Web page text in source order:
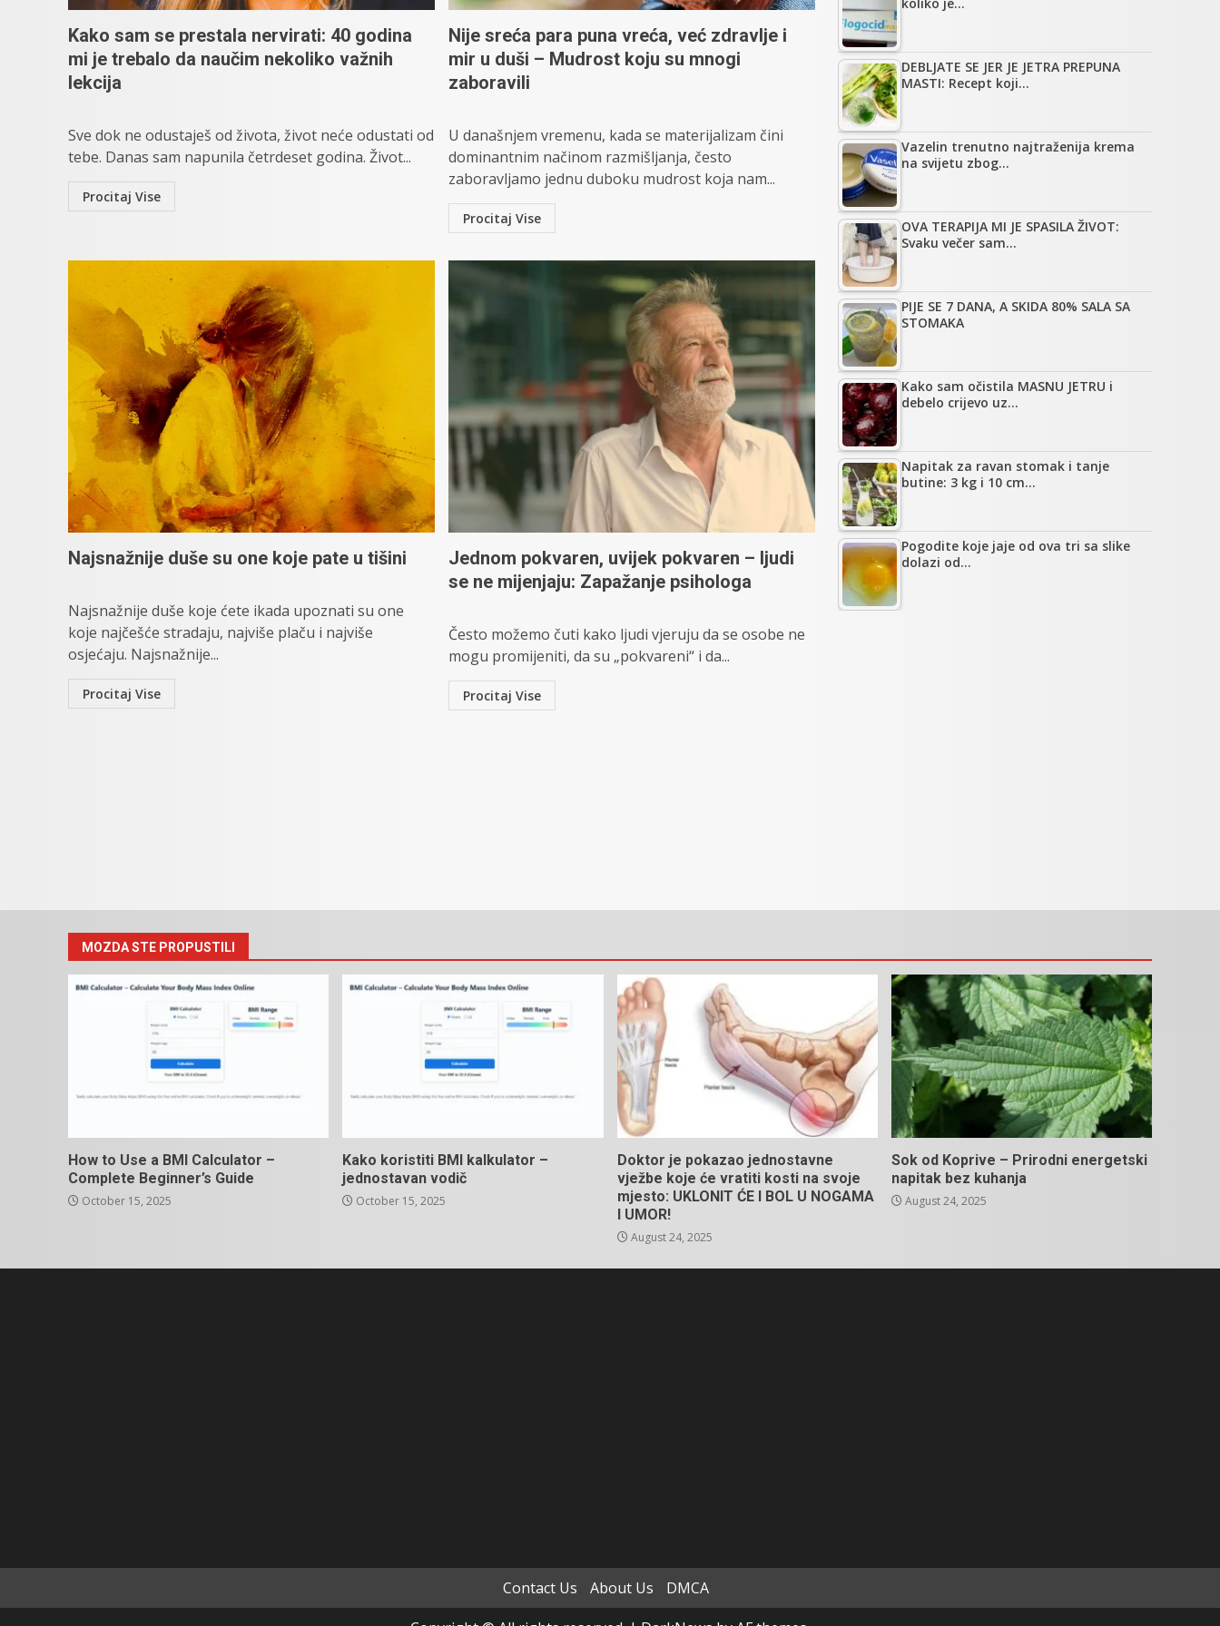
Kako sam se prestala nervirati: 40 godina
mi je trebalo da naučim nekoliko važnih
lekcija
Sve dok ne odustaješ od života, život neće odustati od
tebe. Danas sam napunila četrdeset godina. Život...
Procitaj Vise
Nije sreća para puna vreća, već zdravlje i
mir u duši – Mudrost koju su mnogi
zaboravili
U današnjem vremenu, kada se materijalizam čini
dominantnim načinom razmišljanja, često
zaboravljamo jednu duboku mudrost koja nam...
Procitaj Vise
Najsnažnije duše su one koje pate u tišini
Najsnažnije duše koje ćete ikada upoznati su one
koje najčešće stradaju, najviše plaču i najviše
osjećaju. Najsnažnije...
Procitaj Vise
Jednom pokvaren, uvijek pokvaren – ljudi
se ne mijenjaju: Zapažanje psihologa
Često možemo čuti kako ljudi vjeruju da se osobe ne
mogu promijeniti, da su „pokvareni“ i da...
Procitaj Vise
DEBLJATE SE JER JE JETRA PREPUNA
MASTI: Recept koji…
Vazelin trenutno najtraženija krema
na svijetu zbog…
OVA TERAPIJA MI JE SPASILA ŽIVOT:
Svaku večer sam…
PIJE SE 7 DANA, A SKIDA 80% SALA SA
STOMAKA
Kako sam očistila MASNU JETRU i
debelo crijevo uz…
Napitak za ravan stomak i tanje
butine: 3 kg i 10 cm…
Pogodite koje jaje od ova tri sa slike
dolazi od…
MOZDA STE PROPUSTILI
How to Use a BMI Calculator –
Complete Beginner’s Guide
October 15, 2025
Kako koristiti BMI kalkulator –
jednostavan vodič
October 15, 2025
Doktor je pokazao jednostavne
vježbe koje će vratiti kosti na svoje
mjesto: UKLONIT ĆE I BOL U NOGAMA
I UMOR!
August 24, 2025
Sok od Koprive – Prirodni energetski
napitak bez kuhanja
August 24, 2025
Contact Us About Us
DMCA